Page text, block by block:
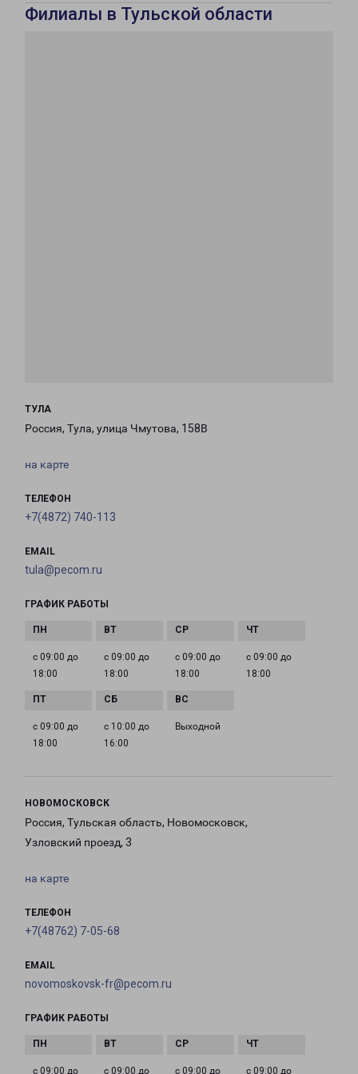
Филиалы в Тульской области
ТУЛА
Россия, Тула, улица Чмутова, 158В
на карте
ТЕЛЕФОН
+7(4872) 740-113
EMAIL
tula@pecom.ru
ГРАФИК РАБОТЫ
с 09:00 до
18:00
с 09:00 до
18:00
с 09:00 до
18:00
с 09:00 до
18:00
с 09:00 до
18:00
с 10:00 до
16:00
Выходной
НОВОМОСКОВСК
Россия, Тульская область, Новомосковск,
Узловский проезд, 3
на карте
ТЕЛЕФОН
+7(48762) 7-05-68
EMAIL
novomoskovsk-fr@pecom.ru
ГРАФИК РАБОТЫ
с 09:00 до
с 09:00 до
с 09:00 до
с 09:00 до